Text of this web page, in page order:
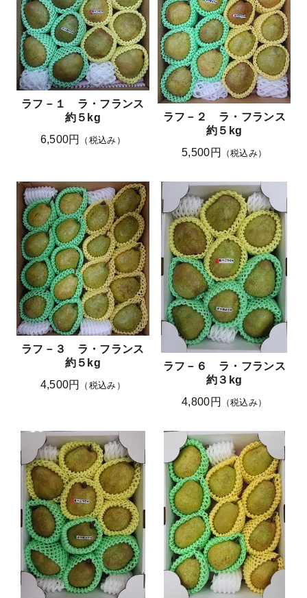
ラフ－１ ラ・フランス
約５kg
6,500円
（税込み）
ラフ－２ ラ・フランス
約５kg
5,500円
（税込み）
ラフ－３ ラ・フランス
約５kg
4,500円
（税込み）
ラフ－６ ラ・フランス
約３kg
4,800円
（税込み）